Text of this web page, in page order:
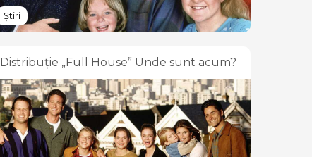
Știri
Distribuție „Full House” Unde sunt acum?